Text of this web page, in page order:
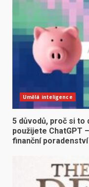
Umělá inteligence
5 důvodů, proč si
použijete ChatGPT
finanční poradenství